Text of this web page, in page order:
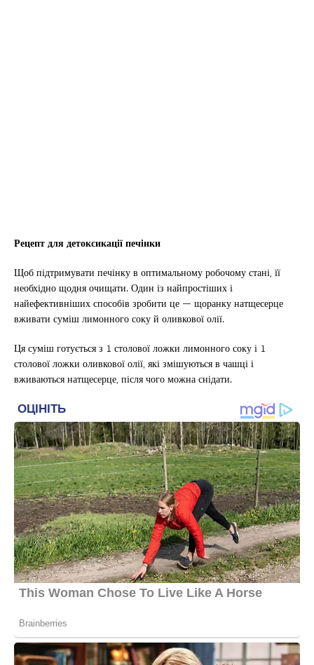
Рецепт для детоксикації печінки
Щоб підтримувати печінку в оптимальному робочому стані, її
необхідно щодня очищати. Один із найпростіших і
найефективніших способів зробити це — щоранку натщесерце
вживати суміш лимонного соку й оливкової олії.
Ця суміш готується з 1 столової ложки лимонного соку і 1
столової ложки оливкової олії, які змішуються в чашці і
вживаються натщесерце, після чого можна снідати.